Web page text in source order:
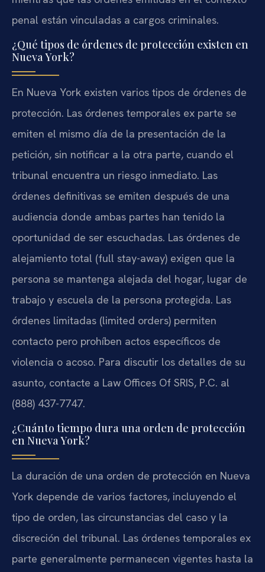
penal están vinculadas a cargos criminales.
¿Qué tipos de órdenes de protección existen en
Nueva York?
En Nueva York existen varios tipos de órdenes de
protección. Las órdenes temporales ex parte se
emiten el mismo día de la presentación de la
petición, sin notificar a la otra parte, cuando el
tribunal encuentra un riesgo inmediato. Las
órdenes definitivas se emiten después de una
audiencia donde ambas partes han tenido la
oportunidad de ser escuchadas. Las órdenes de
alejamiento total (full stay-away) exigen que la
persona se mantenga alejada del hogar, lugar de
trabajo y escuela de la persona protegida. Las
órdenes limitadas (limited orders) permiten
contacto pero prohíben actos específicos de
violencia o acoso. Para discutir los detalles de su
asunto, contacte a Law Offices Of SRIS, P.C. al
(888) 437-7747.
¿Cuánto tiempo dura una orden de protección
en Nueva York?
La duración de una orden de protección en Nueva
York depende de varios factores, incluyendo el
tipo de orden, las circunstancias del caso y la
discreción del tribunal. Las órdenes temporales ex
parte generalmente permanecen vigentes hasta la